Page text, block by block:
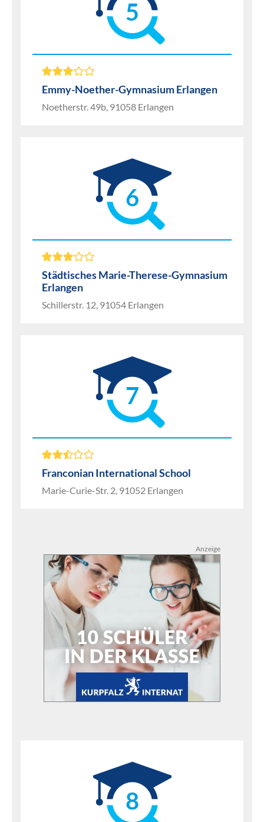
5
Emmy-Noether-Gymnasium Erlangen
Noetherstr. 49b, 91058 Erlangen
6
Städtisches Marie-Therese-Gymnasium
Erlangen
Schillerstr. 12, 91054 Erlangen
7
Franconian International School
Marie-Curie-Str. 2, 91052 Erlangen
Anzeige
8